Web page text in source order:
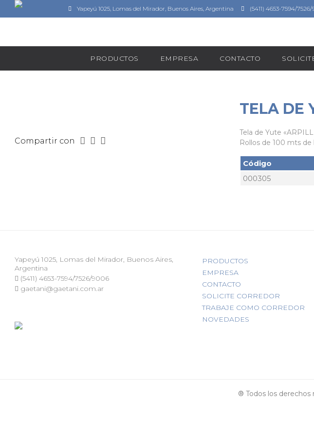
Yapeyú 1025, Lomas del Mirador, Buenos Aires, Argentina (5411) 4653-7594/
PRODUCTOS EMPRESA CONTACTO
Compartir con
TELA DE
Tela de Yute
Rollos de 100 mts
Código
000305
Yapeyú 1025, Lomas del Mirador, Buenos Aires,
Argentina
(5411) 4653-7594/7526/9006
gaetani@gaetani.com.ar
PRODUCTOS
EMPRESA
CONTACTO
SOLICITE CORREDOR
TRABAJE COMO CORREDOR
NOVEDADES
® Todos los derechos